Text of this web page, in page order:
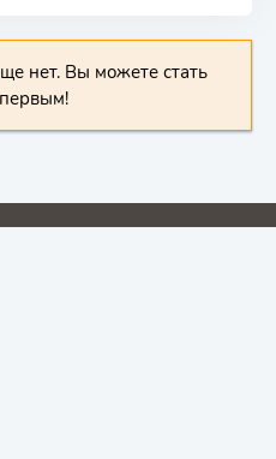
нет. Вы можете стать
первым!